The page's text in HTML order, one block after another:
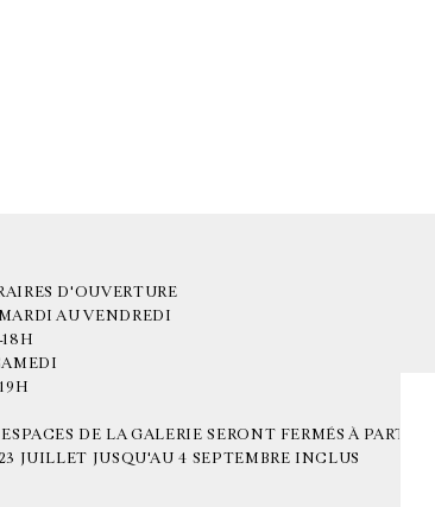
D'OUVERTURE
AU VENDREDI
DE LA GALERIE SERONT FERMÉS À PARTIR
JUILLET JUSQU'AU 4 SEPTEMBRE INCLUS